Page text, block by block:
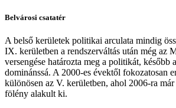
Belvárosi csatatér
A belső kerületek politikai arculata mindig
IX. kerületben a rendszerváltás után még az
versengése határozta meg a politikát, később
dominánssá. A 2000-es évektől fokozatosan
különösen az V. kerületben, ahol 2006-ra
fölény alakult ki.